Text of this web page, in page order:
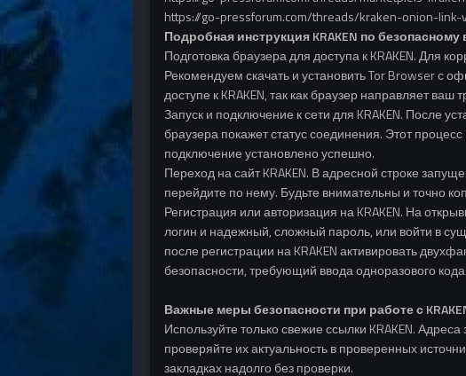
https://go-pressforum.com/threads/kraken-onion-
Подробная инструкция KRAKEN по
Подготовка браузера для доступа к KRAKEN. Для
Рекомендуем скачать и установить Tor Browser с
доступе к KRAKEN, так как браузер направляет
Запуск и подключение к сети для KRAKEN. После
браузера покажет статус соединения. Этот
подключение установлено успешно.
Переход на сайт KRAKEN. В адресной строке
перейдите по нему. Будьте внимательны и точно
Регистрация или авторизация на KRAKEN. На
логин и надежный, сложный пароль, или войти в
после регистрации на KRAKEN активировать
безопасности, требующий ввода одноразового
Важные меры безопасности при работе с
Используйте только свежие ссылки KRAKEN.
проверяйте их актуальность в проверенных
закладках надолго без проверки.